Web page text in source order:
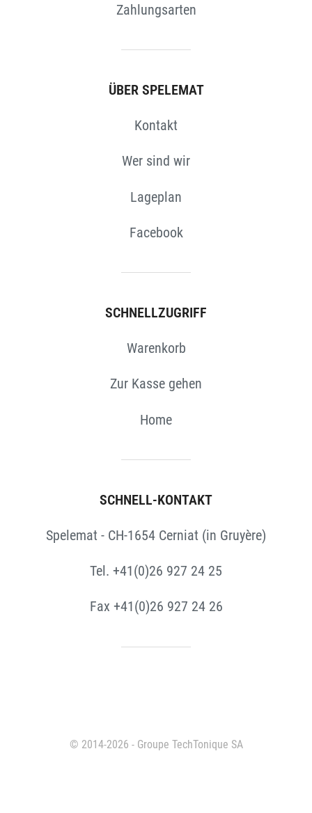
Zahlungsarten
ÜBER SPELEMAT
Kontakt
Wer sind wir
Lageplan
Facebook
SCHNELLZUGRIFF
Warenkorb
Zur Kasse gehen
Home
SCHNELL-KONTAKT
Spelemat - CH-1654 Cerniat (in Gruyère)
Tel. +41(0)26 927 24 25
Fax +41(0)26 927 24 26
© 2014-2026 - Groupe TechTonique SA